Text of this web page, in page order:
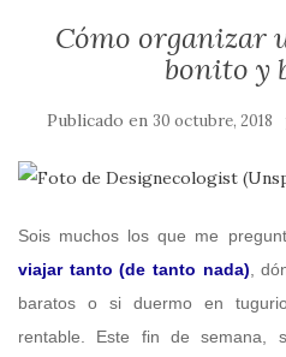
Cómo organizar
bonito y
Publicado en 30 octubre, 2018
Sois muchos los que me
viajar tanto (de tanto nada) ,
baratos o si duermo en
rentable. Este fin de semana,